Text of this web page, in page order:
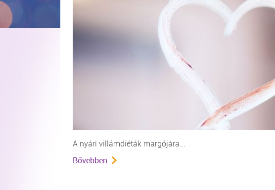
A nyári villámdiéták margójára...
Bővebben